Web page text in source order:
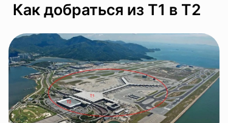
Как добраться из T1 в T2